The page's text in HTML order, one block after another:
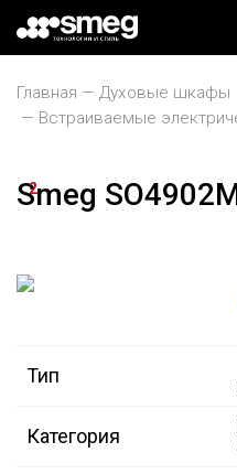
Главная
Духовые шкафы
Встраиваемые
Smeg
Тип
Категория
2